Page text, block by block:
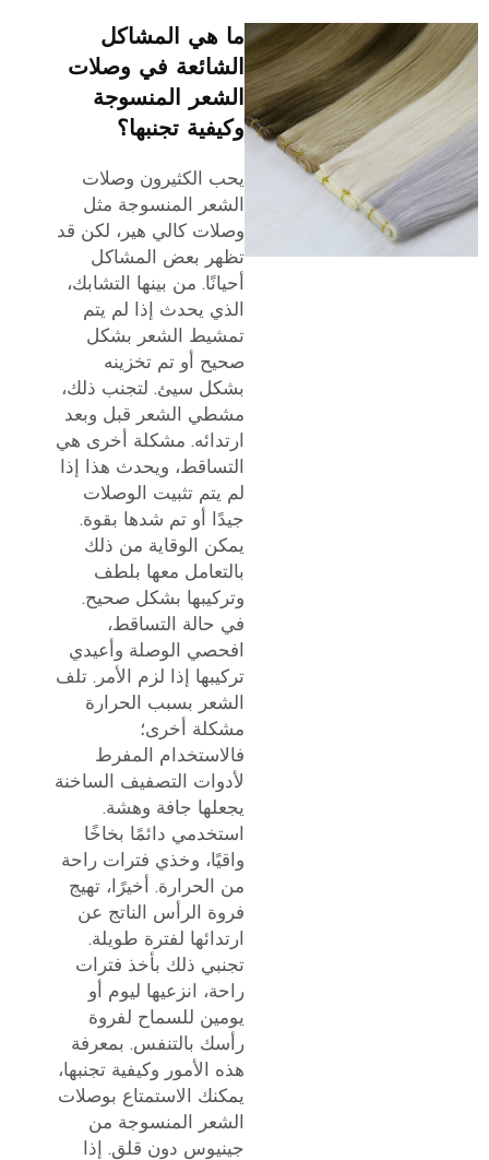
ما هي المشاكل
الشائعة في وصلات
الشعر المنسوجة
وكيفية تجنبها؟
يحب الكثيرون وصلات
الشعر المنسوجة مثل
وصلات كالي هير، لكن قد
تظهر بعض المشاكل
أحيانًا. من بينها التشابك،
الذي يحدث إذا لم يتم
تمشيط الشعر بشكل
صحيح أو تم تخزينه
بشكل سيئ. لتجنب ذلك،
مشطي الشعر قبل وبعد
ارتدائه. مشكلة أخرى هي
التساقط، ويحدث هذا إذا
لم يتم تثبيت الوصلات
جيدًا أو تم شدها بقوة.
يمكن الوقاية من ذلك
بالتعامل معها بلطف
وتركيبها بشكل صحيح.
في حالة التساقط،
افحصي الوصلة وأعيدي
تركيبها إذا لزم الأمر. تلف
الشعر بسبب الحرارة
مشكلة أخرى؛
فالاستخدام المفرط
لأدوات التصفيف الساخنة
يجعلها جافة وهشة.
استخدمي دائمًا بخاخًا
واقيًا، وخذي فترات راحة
من الحرارة. أخيرًا، تهيج
فروة الرأس الناتج عن
ارتدائها لفترة طويلة.
تجنبي ذلك بأخذ فترات
راحة، انزعيها ليوم أو
يومين للسماح لفروة
رأسك بالتنفس. بمعرفة
هذه الأمور وكيفية تجنبها،
يمكنك الاستمتاع بوصلات
الشعر المنسوجة من
جينيوس دون قلق. إذا